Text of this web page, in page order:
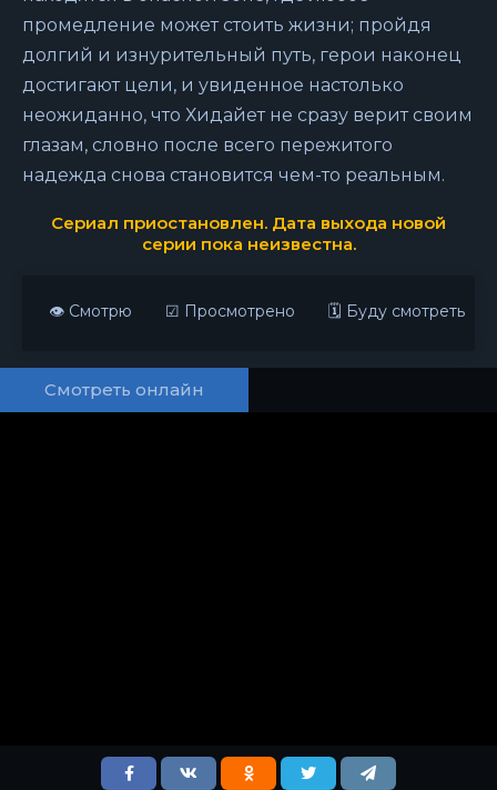
промедление может стоить жизни; пройдя
долгий и изнурительный путь, герои наконец
достигают цели, и увиденное настолько
неожиданно, что Хидайет не сразу верит своим
глазам, словно после всего пережитого
надежда снова становится чем-то реальным.
Сериал приостановлен. Дата выхода новой
серии пока неизвестна.
👁 Смотрю ☑ Просмотрено 🗓 Буду смотреть
Смотреть онлайн